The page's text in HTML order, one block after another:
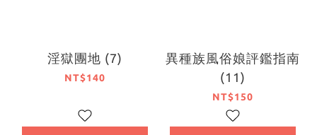
淫獄團地 (7)
NT$140
異種族風俗娘評鑑指南
(11)
NT$150